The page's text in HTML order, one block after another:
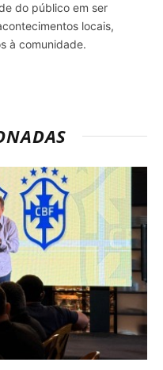
do público em ser
locais,
à comunidade.